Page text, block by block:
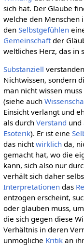
sich hat. Der Glaube
welche den Menschen
den Selbstgefühlen
Gemeinschaftder
weltliches Herz, das in
Substanziell
Nichtwissen, sondern
man nicht wissen
(siehe auch
Einsicht verlangt und
als durch Verstand und
Esoterik). Er ist eine
das nichtwirklichda,
gemacht hat, wo die
kann, sich also nur
verhält sich daher
Interpretationendas
entzogen erscheint,
oder glauben muss,
die sich gegen diese
Verhältnis in deren
unmögliche Kritikan